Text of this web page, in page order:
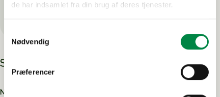
de har indsamlet fra din brug af deres tjenester.
Nødvendig
Præferencer
Få pris på leje & leveringstid
Specifikationer
Number